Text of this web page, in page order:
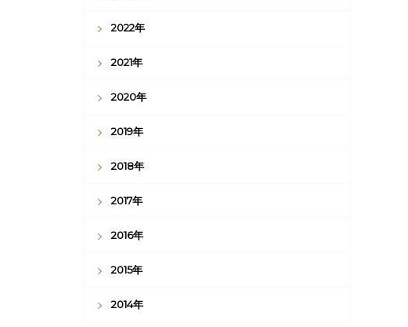
2022年
2021年
2020年
2019年
2018年
2017年
2016年
2015年
2014年